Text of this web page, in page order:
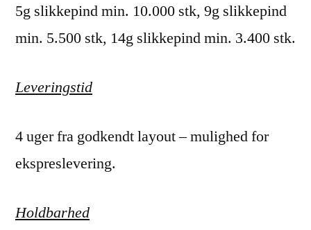
5g slikkepind min. 10.000 stk, 9g slikkepind
min. 5.500 stk, 14g slikkepind min. 3.400 stk.
Leveringstid
4 uger fra godkendt layout – mulighed for
ekspreslevering.
Holdbarhed